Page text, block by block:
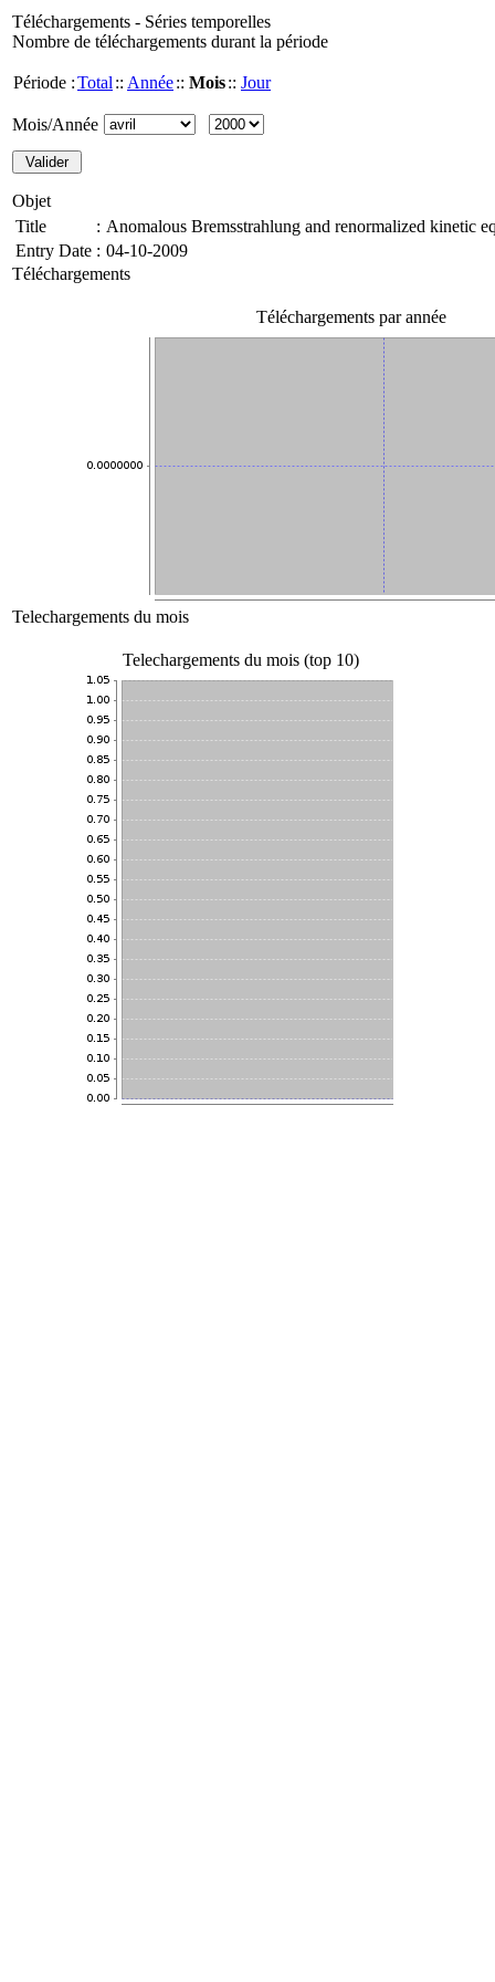
Téléchargements - Séries temporelles
Nombre de téléchargements durant la période
Période :Total :: Année:: Mois:: Jour
Mois/Année
Objet
Title
: Anomalous Bremsstrahlung and renormalized kinetic
Entry Date : 04-10-2009
Téléchargements
Téléchargements par année
Telechargements du mois
Telechargements du mois (top 10)